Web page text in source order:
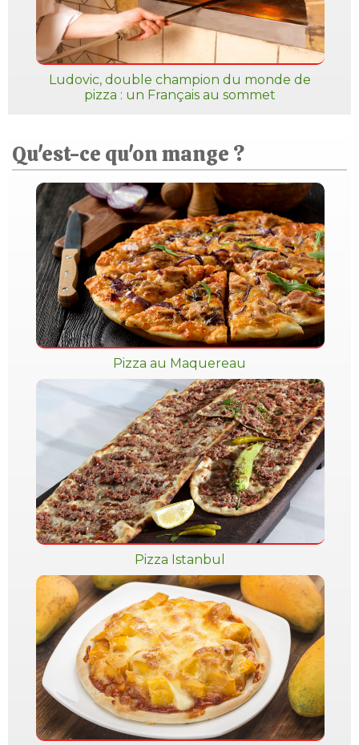
Ludovic, double champion du monde de
pizza : un Français au sommet
Qu'est-ce qu'on mange ?
Pizza au Maquereau
Pizza Istanbul